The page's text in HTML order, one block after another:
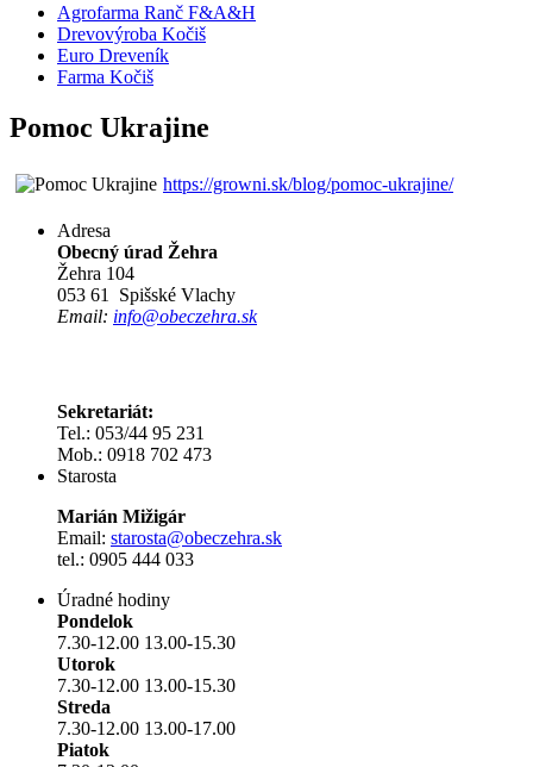
Agrofarma Ranč F&A&H
Drevovýroba Kočiš
Euro Dreveník
Farma Kočiš
Pomoc Ukrajine
https://growni.sk/blog/pomoc-ukrajine/
Adresa
Obecný úrad Žehra
Žehra 104
053 61 Spišské Vlachy
Email: info@obeczehra.sk
Sekretariát:
Tel.: 053/44 95 231
Mob.: 0918 702 473
Starosta
Marián Mižigár
Email: starosta@obeczehra.sk
tel.: 0905 444 033
Úradné hodiny
Pondelok
7.30-12.00 13.00-15.30
Utorok
7.30-12.00 13.00-15.30
Streda
7.30-12.00 13.00-17.00
Piatok